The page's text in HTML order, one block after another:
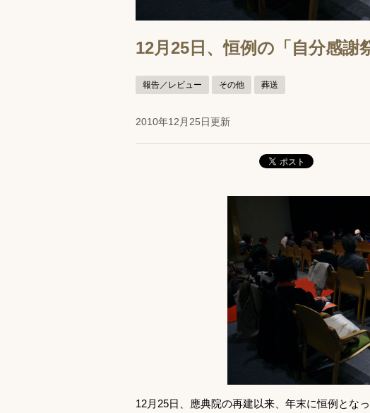
12月25日、恒例の「自分感謝
報告／レビュー その他 葬送
2010年12月25日更新
12月25日、應典院の再建以来、年末に恒例とな